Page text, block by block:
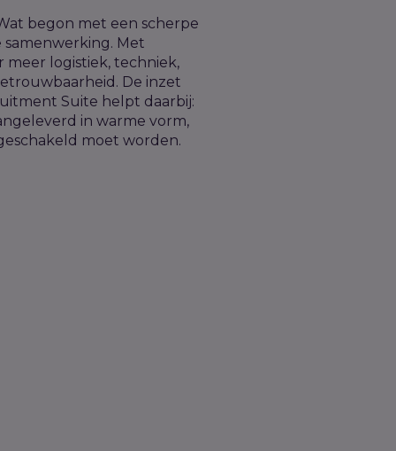
begon met een scherpe
Met
logistiek, techniek,
De inzet
Suite helpt daarbij:
in warme vorm,
moet worden.